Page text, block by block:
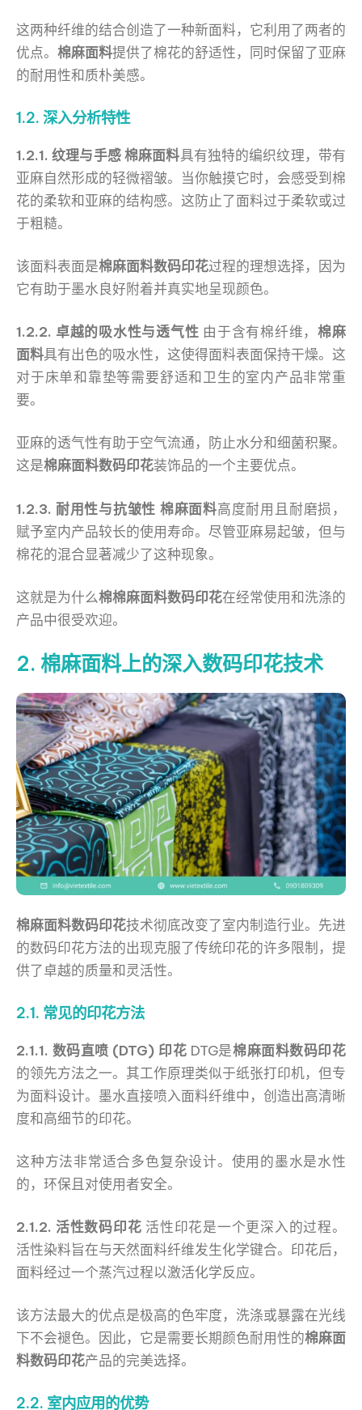
这两种纤维的结合创造了一种新面料，它利用了两者的
优点。 棉麻面料提供了棉花的舒适性，同时保留了亚麻
的耐用性和质朴美感。
1.2. 深入分析特性
1.2.1. 纹理与手感棉麻面料具有独特的编织纹理，带有
亚麻自然形成的轻微褶皱。当你触摸它时，会感受到棉
花的柔软和亚麻的结构感。这防止了面料过于柔软或过
于粗糙。
该面料表面是棉麻面料数码印花过程的理想选择，因为
它有助于墨水良好附着并真实地呈现颜色。
1.2.2. 卓越的吸水性与透气性 由于含有棉纤维，棉麻
面料具有出色的吸水性，这使得面料表面保持干燥。这
对于床单和靠垫等需要舒适和卫生的室内产品非常重
要。
亚麻的透气性有助于空气流通，防止水分和细菌积聚。
这是棉麻面料数码印花装饰品的一个主要优点。
1.2.3. 耐用性与抗皱性 棉麻面料高度耐用且耐磨损，
赋予室内产品较长的使用寿命。尽管亚麻易起皱，但与
棉花的混合显著减少了这种现象。
这就是为什么棉棉麻面料数码印花在经常使用和洗涤的
产品中很受欢迎。
2. 棉麻面料上的深入数码印花技术
棉麻面料数码印花技术彻底改变了室内制造行业。先进
的数码印花方法的出现克服了传统印花的许多限制，提
供了卓越的质量和灵活性。
2.1. 常见的印花方法
2.1.1. 数码直喷 (DTG) 印花 DTG是棉麻面料数码印花
的领先方法之一。其工作原理类似于纸张打印机，但专
为面料设计。墨水直接喷入面料纤维中，创造出高清晰
度和高细节的印花。
这种方法非常适合多色复杂设计。使用的墨水是水性
的，环保且对使用者安全。
2.1.2. 活性数码印花 活性印花是一个更深入的过程。
活性染料旨在与天然面料纤维发生化学键合。印花后，
面料经过一个蒸汽过程以激活化学反应。
该方法最大的优点是极高的色牢度，洗涤或暴露在光线
下不会褪色。因此，它是需要长期颜色耐用性的棉麻面
料数码印花产品的完美选择。
2.2. 室内应用的优势